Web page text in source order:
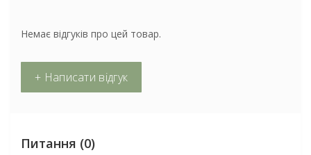
Немає відгуків про цей товар.
+ Написати відгук
Питання (0)